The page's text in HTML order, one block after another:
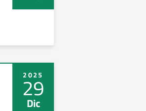
2025
29
Dic